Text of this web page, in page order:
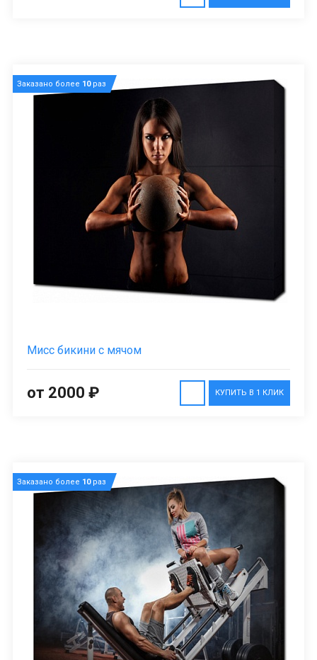
Заказано более 10раз
Мисс бикини с мячом
КУПИТЬ В 1 КЛИК
от 2000 ₽
Заказано более 10раз